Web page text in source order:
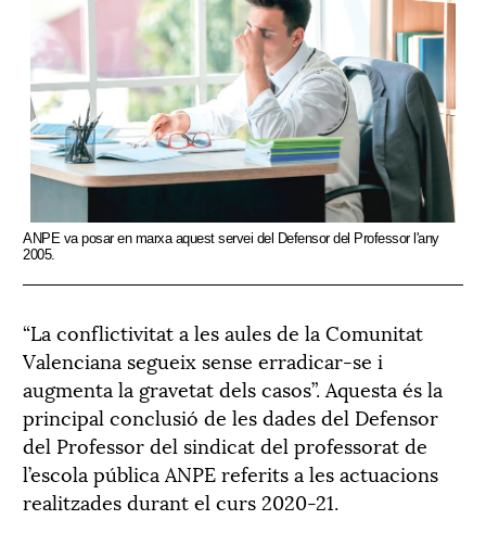
ANPE va posar en marxa aquest servei del Defensor del Professor l'any
2005.
“La conflictivitat a les aules de la Comunitat
Valenciana segueix sense erradicar-se i
augmenta la gravetat dels casos”. Aquesta és la
principal conclusió de les dades del Defensor
del Professor del sindicat del professorat de
l’escola pública ANPE referits a les actuacions
realitzades durant el curs 2020-21.